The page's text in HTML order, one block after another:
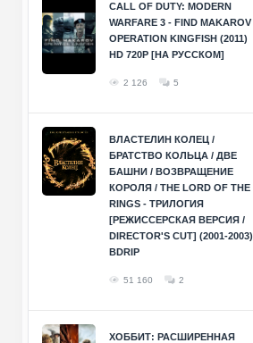
CALL OF DUTY: MODERN
WARFARE 3 - FIND MAKAROV
OPERATION KINGFISH (2011)
HD 720P [НА РУССКОМ]
2 126 5
ВЛАСТЕЛИН КОЛЕЦ /
БРАТСТВО КОЛЬЦА / ДВЕ
БАШНИ / ВОЗВРАЩЕНИЕ
КОРОЛЯ / THE LORD OF THE
RINGS - ТРИЛОГИЯ
[РЕЖИССЕРСКАЯ ВЕРСИЯ /
DIRECTOR'S CUT] (2001-2003)
BDRIP
51 160 2
ХОББИТ: РАСШИРЕННАЯ